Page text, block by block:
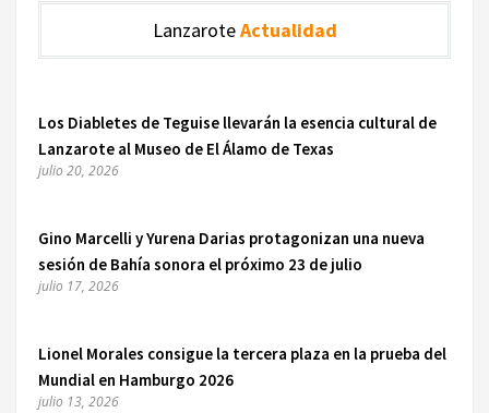
LanzaroteActualidad
Los Diabletes de Teguise llevarán la esencia cultural de
Lanzarote al Museo de El Álamo de Texas
julio 20, 2026
Gino Marcelli y Yurena Darias protagonizan una nueva
sesión de Bahía sonora el próximo 23 de julio
julio 17, 2026
Lionel Morales consigue la tercera plaza en la prueba del
Mundial en Hamburgo 2026
julio 13, 2026